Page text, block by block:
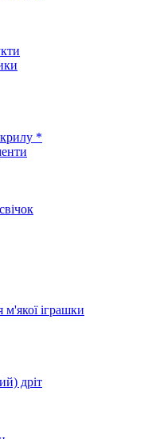
*
іграшки
дріт